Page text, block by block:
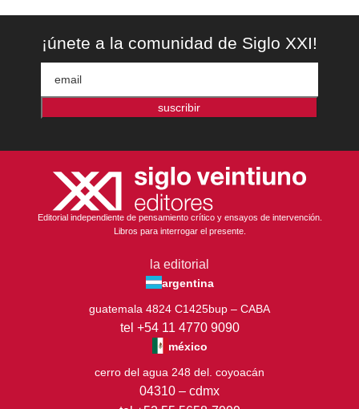
¡únete a la comunidad de Siglo XXI!
suscribir
Editorial independiente de pensamiento crítico y ensayos de intervención.
Libros para interrogar el presente.
la editorial
argentina
guatemala 4824 C1425bup – CABA
tel +54 11 4770 9090
méxico
cerro del agua 248 del. coyoacán
04310 – cdmx